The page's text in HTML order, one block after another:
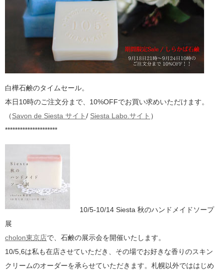
白樺石鹸のタイムセール。
本日10時のご注文分まで、10%OFFでお買い求めいただけます。
（Savon de Siesta サイト/ Siesta Labo.サイト ）
*********************
10/5-10/14 Siesta 秋のハンドメイドソープ
展
cholon東京店で、石鹸の展示会を開催いたします。
10/5,6は私も在店させていただき、その場でお好きな香りのスキン
クリームのオーダーを承らせていただきます。札幌以外でははじめ